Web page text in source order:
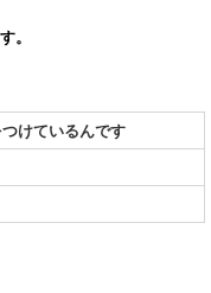
。
けているんです